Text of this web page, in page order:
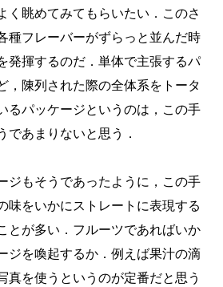
く眺めてみてもらいたい．このさ
種フレーバーがずらっと並んだ時
発揮するのだ．単体で主張するパ
，陳列された際の全体系をトータ
るパッケージというのは，この手
であまりないと思う．
ジもそうであったように，この手
味をいかにストレートに表現する
とが多い．フルーツであればいか
ジを喚起するか．例えば果汁の滴
真を使うというのが定番だと思う